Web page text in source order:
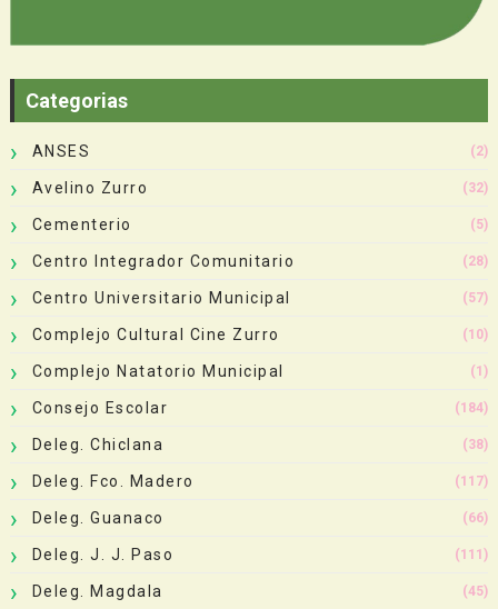
Categorias
ANSES (2)
Avelino Zurro (32)
Cementerio (5)
Centro Integrador Comunitario (28)
Centro Universitario Municipal (57)
Complejo Cultural Cine Zurro (10)
Complejo Natatorio Municipal (1)
Consejo Escolar (184)
Deleg. Chiclana (38)
Deleg. Fco. Madero (117)
Deleg. Guanaco (66)
Deleg. J. J. Paso (111)
Deleg. Magdala (45)